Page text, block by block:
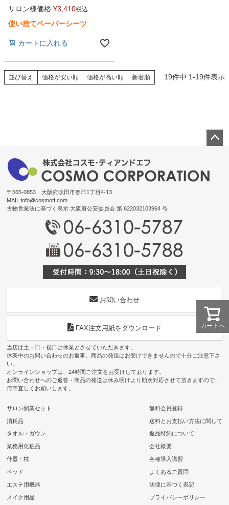
サロン様価格 ¥3,410税込
使い捨てペーパーシーツ
カートに入れる
並び替え 価格が安い順 価格が高い順 新着順 19件中 1-19件表示
カートへ
ップ
へ
〒565-0853 大阪府吹田市春日1丁目4-13
MAIL:info@cosmotf.com
古物営業法に基づく表示 大阪府公安委員会 第 622032103964 号
お問い合わせ
FAX注文用紙をダウンロード
当店は土・日・祝日は休業とさせていただきます。
休業中のお問い合わせのお返事、商品の発送はお受けできませんので十分ご注意下さ
い。
オンラインショップは、24時間ご注文をお受けしております。
お問い合わせへのご返答・商品の発送は休み明けより順次対応させて頂きますので、
何卒宜しくお願いします。
サロン開業セット
消耗品
タオル・ガウン
業務用化粧品
什器・枕
ベッド
エステ用機器
メイク用品
無料会員登録
送料とお支払い方法に関して
返品特約について
会社概要
各種導入講習
よくあるご質問
法律に基づく表記
プライバシーポリシー